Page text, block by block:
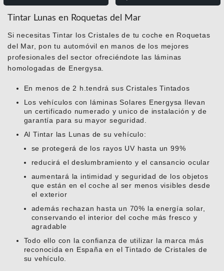
Tintar Lunas en Roquetas del Mar
Si necesitas Tintar los Cristales de tu coche en Roquetas
del Mar, pon tu automóvil en manos de los mejores
profesionales del sector ofreciéndote las láminas
homologadas de Energysa.
En menos de 2 h.tendrá sus Cristales Tintados
Los vehículos con láminas Solares Energysa llevan
un certificado numerado y unico de instalación y de
garantía para su mayor seguridad.
Al Tintar las Lunas de su vehículo:
se protegerá de los rayos UV hasta un 99%
reducirá el deslumbramiento y el cansancio ocular
aumentará la intimidad y seguridad de los objetos
que están en el coche al ser menos visibles desde
el exterior
además rechazan hasta un 70% la energía solar,
conservando el interior del coche más fresco y
agradable
Todo ello con la confianza de utilizar la marca más
reconocida en España en el Tintado de Cristales de
su vehículo.